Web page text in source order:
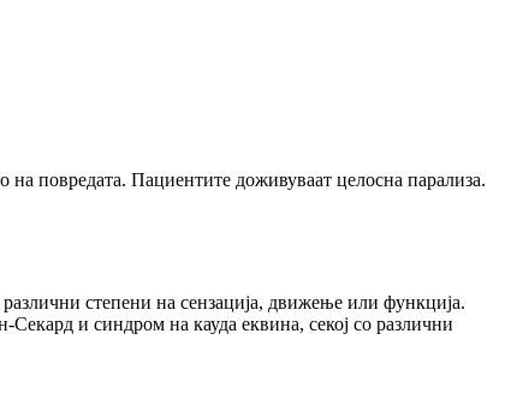
на повредата. Пациентите доживуваат целосна парализа.
степени на сензација, движење или функција.
и синдром на кауда еквина, секој со различни